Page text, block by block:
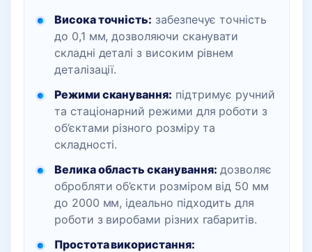
Висока точність: забезпечує точність
до 0,1 мм, дозволяючи сканувати
складні деталі з високим рівнем
деталізації.
Режими сканування: підтримує ручний
та стаціонарний режими для роботи з
об’єктами різного розміру та
складності.
Велика область сканування: дозволяє
обробляти об’єкти розміром від 50 мм
до 2000 мм, ідеально підходить для
роботи з виробами різних габаритів.
Простота використання: